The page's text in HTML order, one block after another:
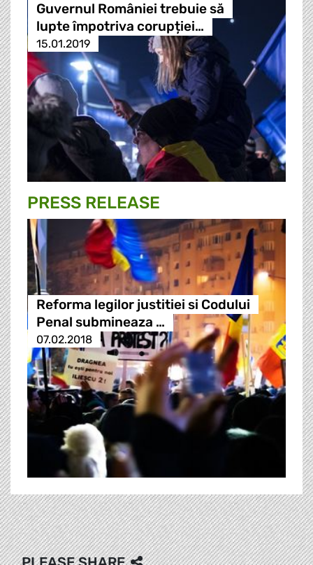
Guvernul României trebuie să
lupte împotriva corupției…
15.01.2019
PRESS RELEASE
Reforma legilor justitiei si Codului
Penal submineaza …
07.02.2018